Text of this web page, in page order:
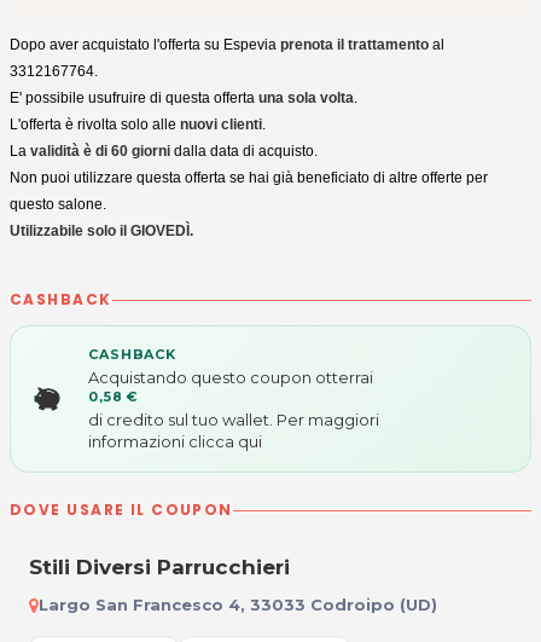
Dopo aver acquistato l'offerta su Espevia prenota il trattamento al
3312167764.
E' possibile usufruire di questa offerta una sola volta
L'offerta è rivolta solo alle nuovi clienti
La validità è di 60 giorni dalla data di acquisto.
Non puoi utilizzare questa offerta se hai già beneficiato di altre offerte per
questo salone.
Utilizzabile solo il GIOVEDÌ.
CASHBACK
CASHBACK
Acquistando questo coupon otterrai
0,58 €
di credito sul tuo wallet. Per maggiori
informazioni clicca qui
DOVE USARE IL COUPON
Stili Diversi Parrucchieri
Largo San Francesco 4, 33033 Codroipo (UD)